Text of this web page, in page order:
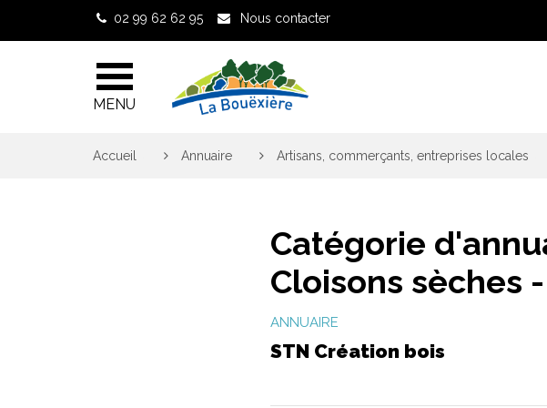
02 99 62 62 95 Nous contacter
MENU
Accueil Annuaire Artisans, commerçants, entreprises locales
Catégorie
Cloisons sèches
ANNUAIRE
STN Création bois